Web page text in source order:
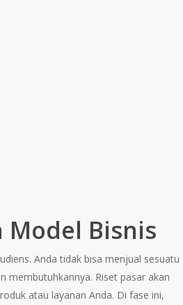
Model Bisnis
Anda tidak bisa menjual sesuatu
membutuhkannya. Riset pasar akan
atau layanan Anda. Di fase ini,